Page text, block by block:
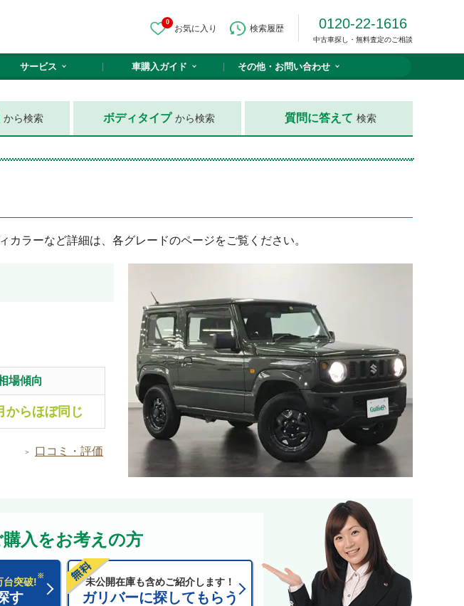
0
お気に入り 検索履歴 0120-22-1616
中古車探し・無料査定のご相談
サービス 車購入ガイド その他・ お問い合わせ
から検索 ボディタイプ から検索 質問に答えて 検索
ラーなど詳細は、各グレードのページをご覧ください。
場傾向
からほぼ同じ
口コミ・評価
購入をお考えの方
台突破!
※
す
未公開在庫も含めご紹介します！
ガリバーに探してもらう